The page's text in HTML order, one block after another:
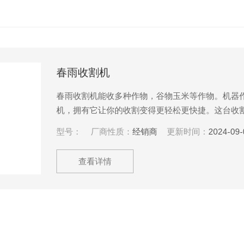
春雨收割机
春雨收割机能收多种作物，谷物玉米等作物。机
机，拥有它让你的收割变得更轻松更快捷。这台收
型号： 厂商性质：经销商 更新时间： 2024-09-
查看详情